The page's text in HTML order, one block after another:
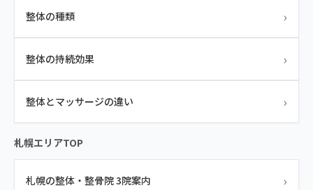
整体の種類 ›
整体の持続効果 ›
整体とマッサージの違い ›
札幌エリアTOP
札幌の整体・整骨院 3院案内 ›